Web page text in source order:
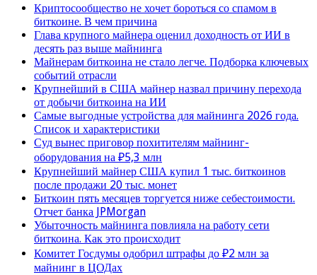
Криптосообщество не хочет бороться со спамом в
биткоине. В чем причина
Глава крупного майнера оценил доходность от ИИ в
десять раз выше майнинга
Майнерам биткоина не стало легче. Подборка ключевых
событий отрасли
Крупнейший в США майнер назвал причину перехода
от добычи биткоина на ИИ
Самые выгодные устройства для майнинга 2026 года.
Список и характеристики
Суд вынес приговор похитителям майнинг-
оборудования на ₽5,3 млн
Крупнейший майнер США купил 1 тыс. биткоинов
после продажи 20 тыс. монет
Биткоин пять месяцев торгуется ниже себестоимости.
Отчет банка JPMorgan
Убыточность майнинга повлияла на работу сети
биткоина. Как это происходит
Комитет Госдумы одобрил штрафы до ₽2 млн за
майнинг в ЦОДах